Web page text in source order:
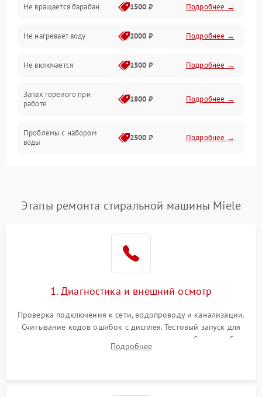
Слив
Программное обеспечение
Не вращается барабан 1500 ₽ Подробнее →
Не нагревает воду 2000 ₽ Подробнее →
Не включается 1500 ₽ Подробнее →
Запах горелого при
работе
1800 ₽ Подробнее →
Проблемы с набором
воды
2500 ₽ Подробнее →
Замена платы управления Подробнее →
Этапы ремонта стиральной машины Miele
1. Диагностика и внешний осмотр
Проверка подключения к сети, водопроводу и канализации.
Считывание кодов ошибок с дисплея. Тестовый запуск для
выявления посторонних шумов, протечек или сбоев в работе
электронного модуля управления.
Подробнее